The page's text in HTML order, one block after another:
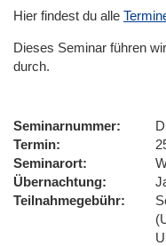
Hier findest du alle
Dieses Seminar führen wir
durch.
Seminarnummer
Termin
Seminarort
Übernachtung
Teilnahmegebühr